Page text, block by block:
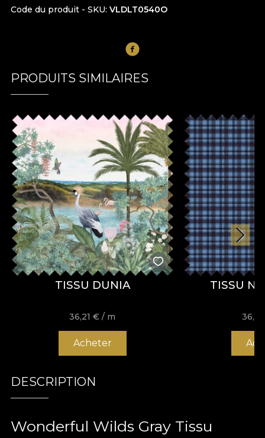
Code du produit - SKU VLDLT0540O
PRODUITS SIMILAIRES
TISSU DUNIA
36,21€ / m
Acheter
TISSU
DESCRIPTION
Wonderful Wilds Gray Tissu